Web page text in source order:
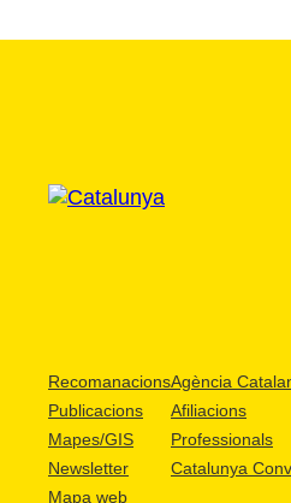
Recomanacions
Publicacions
Mapes/GIS
Newsletter
Mapa web
Agència
Afiliacions
Professionals
Catalunya